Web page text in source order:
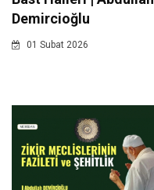
Demircioğlu
01 Subat 2026